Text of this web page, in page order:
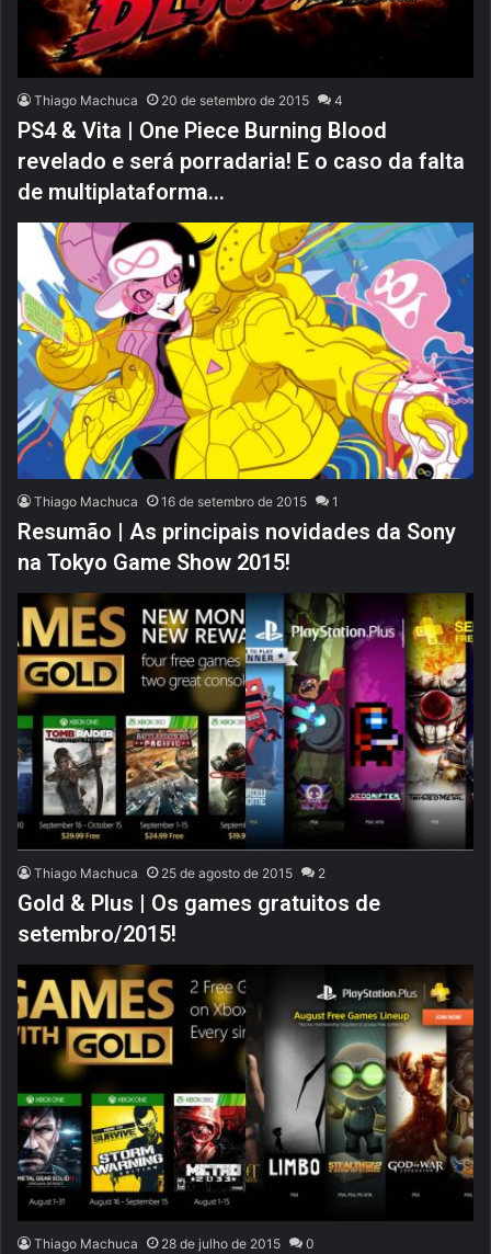
Thiago Machuca 20 de setembro de 2015 4
PS4 & Vita | One Piece Burning Blood
revelado e será porradaria! E o caso da falta
de multiplataforma…
Thiago Machuca 16 de setembro de 2015 1
Resumão | As principais novidades da Sony
na Tokyo Game Show 2015!
Thiago Machuca 25 de agosto de 2015 2
Gold & Plus | Os games gratuitos de
setembro/2015!
Thiago Machuca 28 de julho de 2015 0